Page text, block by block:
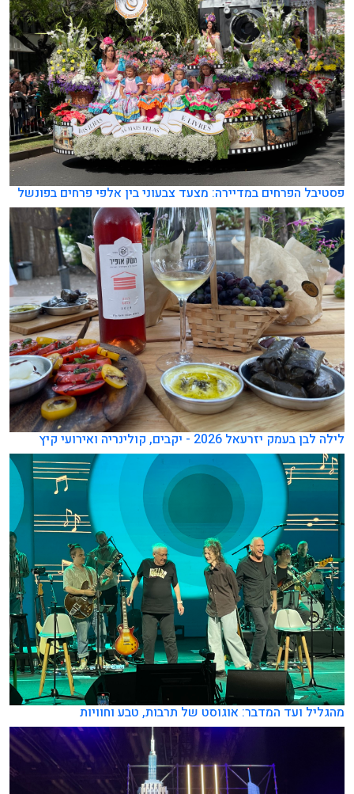
פסטיבל הפרחים במדיירה: מצעד צבעוני בין אלפי פרחים בפונשל
לילה לבן בעמק יזרעאל 2026 - יקבים, קולינריה ואירועי קיץ
מהגליל ועד המדבר: אוגוסט של תרבות, טבע וחוויות